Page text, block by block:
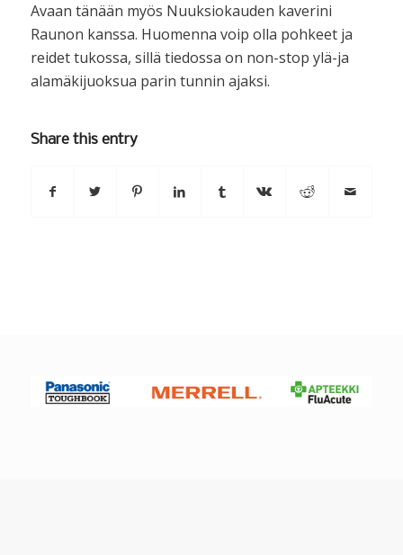
Avaan tänään myös Nuuksiokauden kaverini
Raunon kanssa. Huomenna voip olla pohkeet ja
reidet tukossa, sillä tiedossa on non-stop ylä-ja
alamäkijuoksua parin tunnin ajaksi.
Share this entry